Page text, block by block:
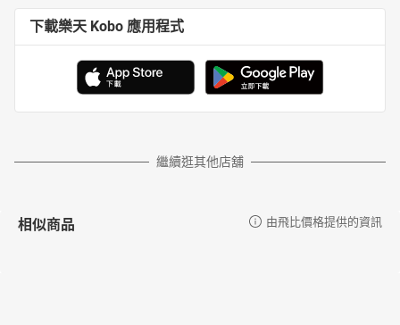
下載樂天 Kobo 應用程式
繼續逛其他店舖
相似商品 由飛比價格提供的資訊